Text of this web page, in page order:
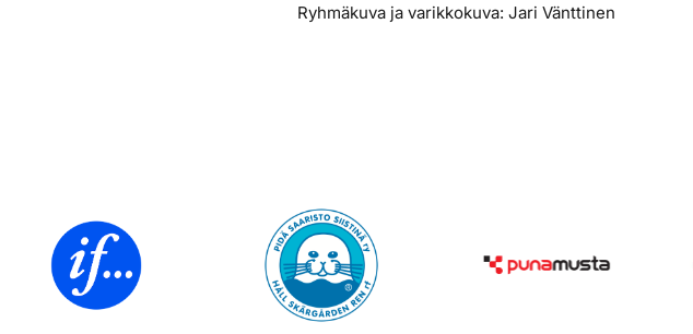
Ryhmäkuva ja varikkokuva: Jari Vänttinen